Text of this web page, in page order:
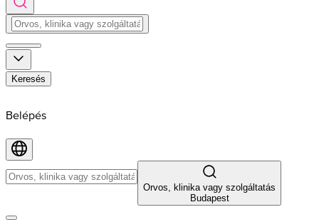
Keresés
Belépés
Orvos, klinika vagy szolgáltatás
Budapest